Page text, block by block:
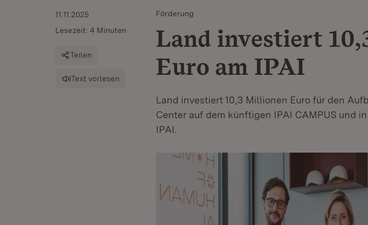
Förderung
Land investiert
Euro am IPAI
Land investiert 10,3 Millionen Euro für den
Center auf dem künftigen IPAI CAMPUS und
IPAI.
11.11.2025
Lesezeit: 4 Minuten
Teilen
Text vorlesen